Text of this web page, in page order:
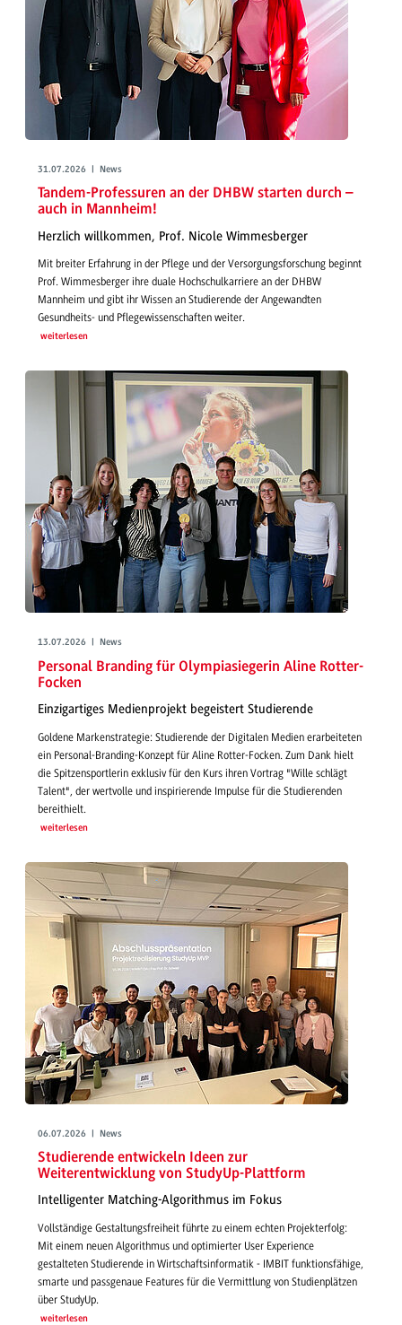
31.07.2026 | News
Tandem-Professuren an der DHBW starten durch –
auch in Mannheim!
Herzlich willkommen, Prof. Nicole Wimmesberger
Mit breiter Erfahrung in der Pflege und der Versorgungsforschung beginnt
Prof. Wimmesberger ihre duale Hochschulkarriere an der DHBW
Mannheim und gibt ihr Wissen an Studierende der Angewandten
Gesundheits- und Pflegewissenschaften weiter.
weiterlesen
13.07.2026 | News
Personal Branding für Olympiasiegerin Aline Rotter-
Focken
Einzigartiges Medienprojekt begeistert Studierende
Goldene Markenstrategie: Studierende der Digitalen Medien erarbeiteten
ein Personal-Branding-Konzept für Aline Rotter-Focken. Zum Dank hielt
die Spitzensportlerin exklusiv für den Kurs ihren Vortrag "Wille schlägt
Talent", der wertvolle und inspirierende Impulse für die Studierenden
bereithielt.
weiterlesen
06.07.2026 | News
Studierende entwickeln Ideen zur
Weiterentwicklung von StudyUp-Plattform
Intelligenter Matching-Algorithmus im Fokus
Vollständige Gestaltungsfreiheit führte zu einem echten Projekterfolg:
Mit einem neuen Algorithmus und optimierter User Experience
gestalteten Studierende in Wirtschaftsinformatik - IMBIT funktionsfähige,
smarte und passgenaue Features für die Vermittlung von Studienplätzen
über StudyUp.
weiterlesen